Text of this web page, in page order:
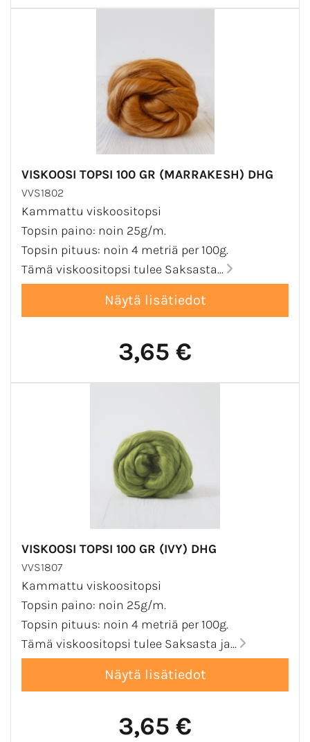
VISKOOSI TOPSI 100 GR (MARRAKESH) DHG
VVS1802
Kammattu viskoositopsi
Topsin paino: noin 25g/m.
Topsin pituus: noin 4 metriä per 100g.
Tämä viskoositopsi tulee Saksasta...
3,65 €
VISKOOSI TOPSI 100 GR (IVY) DHG
VVS1807
Kammattu viskoositopsi
Topsin paino: noin 25g/m.
Topsin pituus: noin 4 metriä per 100g.
Tämä viskoositopsi tulee Saksasta ja...
3,65 €